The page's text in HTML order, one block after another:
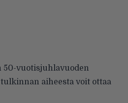
50-vuotisjuhlavuoden
aiheesta voit ottaa